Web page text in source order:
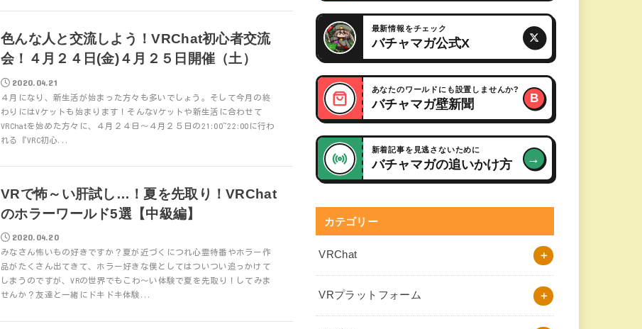
色んな人と交流しよう！VRChat初心者交流
会！４月２４日(金)４月２５日開催（土）
2020.04.21
４月になり、新生活が始まった方々も多いでしょう。そして今月の終
わりにはVケットも始まります！そんなVケットや新生活に合わせて
VRChatを始めた方々に、４月２４日～４月２５日の21:00~22:00に行わ
れる『VRC初心...
VRで怖～い肝試し…！夏を先取り！VRChat
のホラーワールド5選【中級編】
2020.04.20
みなさん怖いもの好きですか？夏が近づくにつれ心霊特番やホラー作
品がたくさん出てきて、ホラー好きな僕としてはついつい追っかけて
しまうのですが、VRの世界でもこわ～い体験で夏を先取り！してみま
せんか？友達と一緒にドキドキ体験...
最新情報をチェック
バチャマガ公式X
あなたのワールドにも設置しませんか?
バチャマガ壁新聞 B
新着記事を見逃さないために
バチャマガの追いかけ方 →
カテゴリー
VRChat
VRプラットフォーム